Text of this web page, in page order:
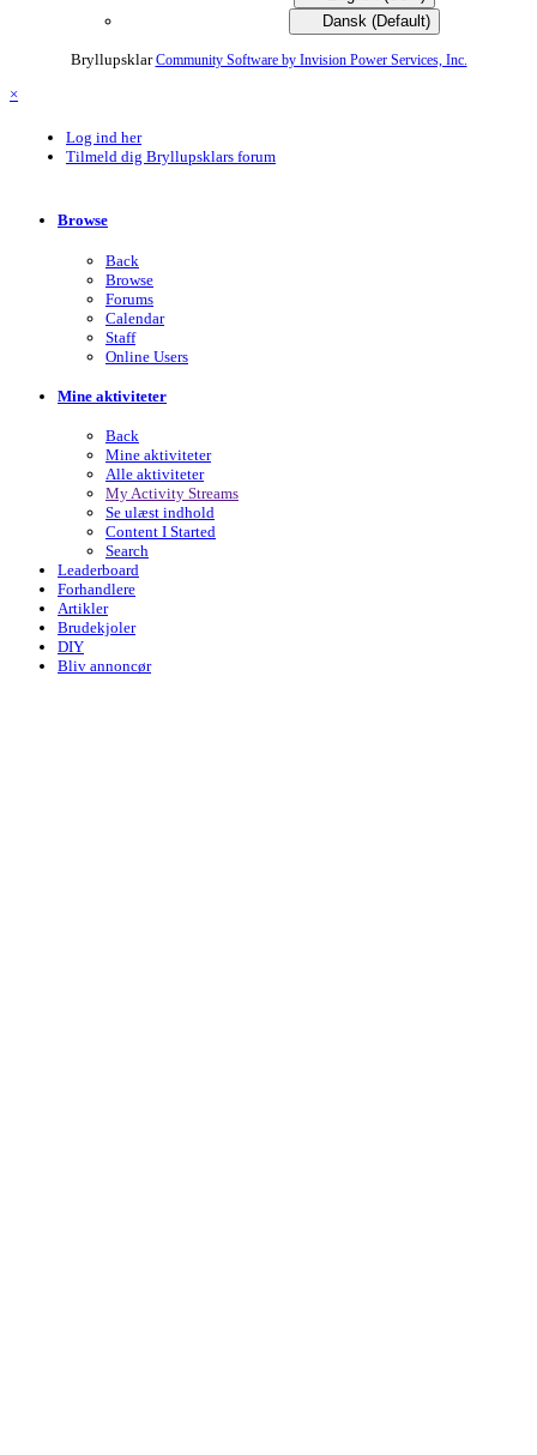
Dansk (Default)
Bryllupsklar Community Software by Invision Power Services, Inc.
×
Log ind her
Tilmeld dig Bryllupsklars forum
Browse
Back
Browse
Forums
Calendar
Staff
Online Users
Mine aktiviteter
Back
Mine aktiviteter
Alle aktiviteter
My Activity Streams
Se ulæst indhold
Content I Started
Search
Leaderboard
Forhandlere
Artikler
Brudekjoler
DIY
Bliv annoncør